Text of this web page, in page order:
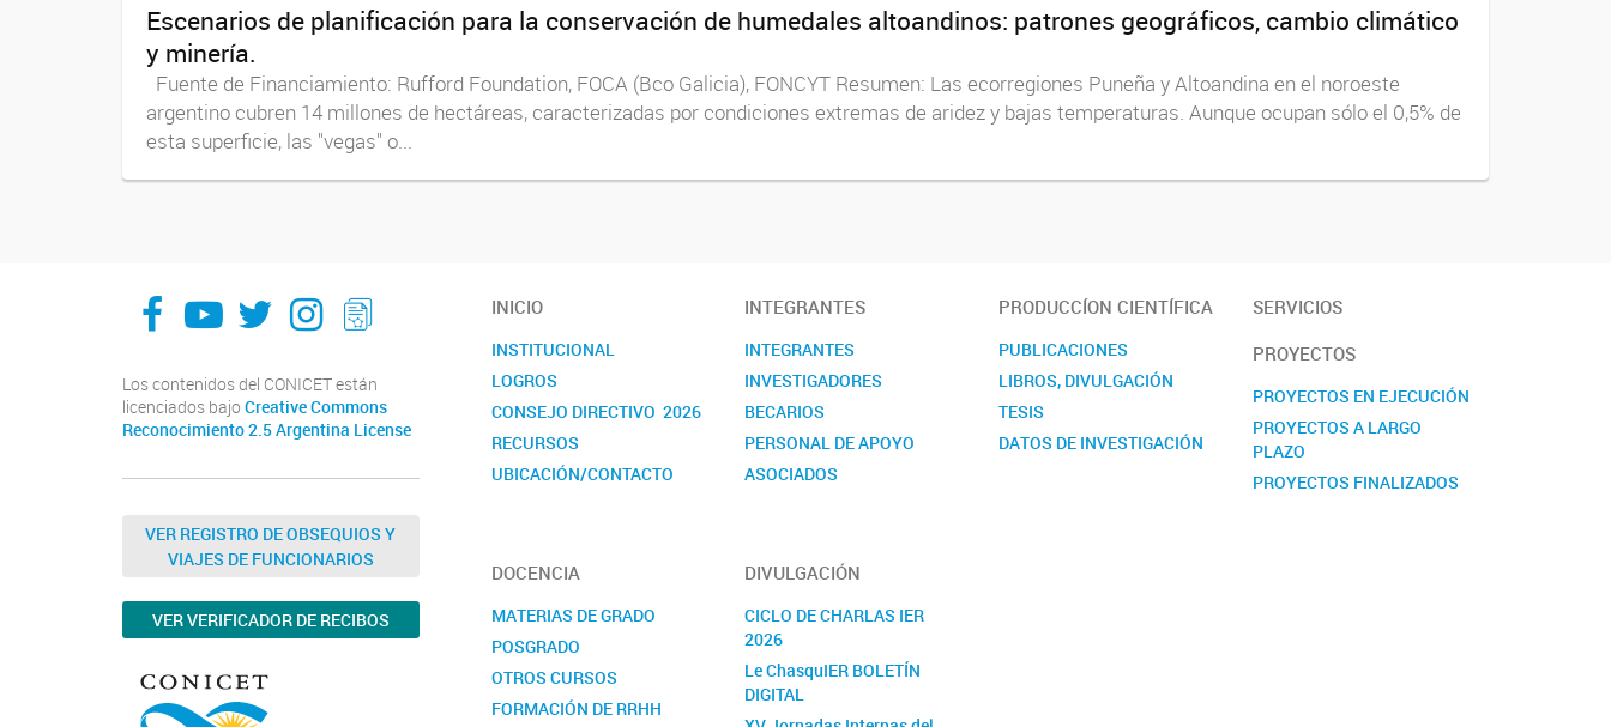
Escenarios de planificación para la conservación de humedales altoandinos: patrones geográficos, cambio climático
y minería.
Fuente de Financiamiento: Rufford Foundation, FOCA (Bco Galicia), FONCYT Resumen: Las ecorregiones Puneña y Altoandina en el noroeste
argentino cubren 14 millones de hectáreas, caracterizadas por condiciones extremas de aridez y bajas temperaturas. Aunque ocupan sólo el 0,5% de
esta superficie, las "vegas" o...
facebook
youtube
Twitter
Instagram
LeChasquier Boletin Digital 70
Los contenidos del CONICET están
licenciados bajo Creative Commons
Reconocimiento 2.5 Argentina License
VER REGISTRO DE OBSEQUIOS Y
VIAJES DE FUNCIONARIOS
VER VERIFICADOR DE RECIBOS
INICIO
INSTITUCIONAL
LOGROS
CONSEJO DIRECTIVO 2026
RECURSOS
UBICACIÓN/CONTACTO
INTEGRANTES
INTEGRANTES
INVESTIGADORES
BECARIOS
PERSONAL DE APOYO
ASOCIADOS
PRODUCCÍON CIENTÍFICA
PUBLICACIONES
LIBROS, DIVULGACIÓN
TESIS
DATOS DE INVESTIGACIÓN
SERVICIOS
PROYECTOS
PROYECTOS EN EJECUCIÓN
PROYECTOS A LARGO
PLAZO
PROYECTOS FINALIZADOS
DOCENCIA
MATERIAS DE GRADO
POSGRADO
OTROS CURSOS
FORMACIÓN DE RRHH
DIVULGACIÓN
CICLO DE CHARLAS IER
2026
Le ChasquIER BOLETÍN
DIGITAL